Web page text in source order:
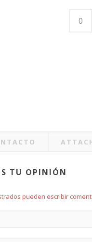
TU OPINIÓN
pueden escribir